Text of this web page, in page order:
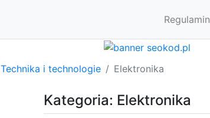
Regulamin
Technika i technologie Elektronika
Kategoria: Elektronika